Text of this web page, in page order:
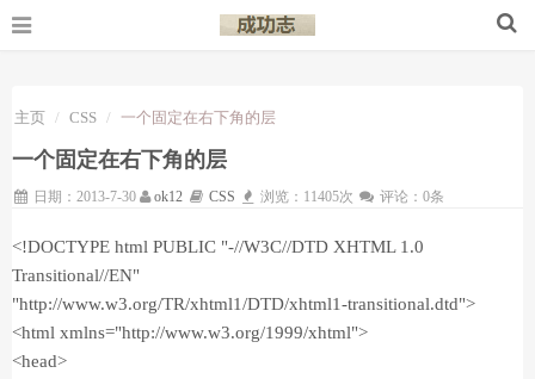
主页 CSS 一个固定在右下角的层
一个固定在右下角的层
日期：2013-7-30 ok12 CSS 浏览：11405次 评论：0条
<!DOCTYPE html PUBLIC "-//W3C//DTD XHTML 1.0
Transitional//EN"
"http://www.w3.org/TR/xhtml1/DTD/xhtml1-transitional.dtd">
<html xmlns="http://www.w3.org/1999/xhtml">
<head>